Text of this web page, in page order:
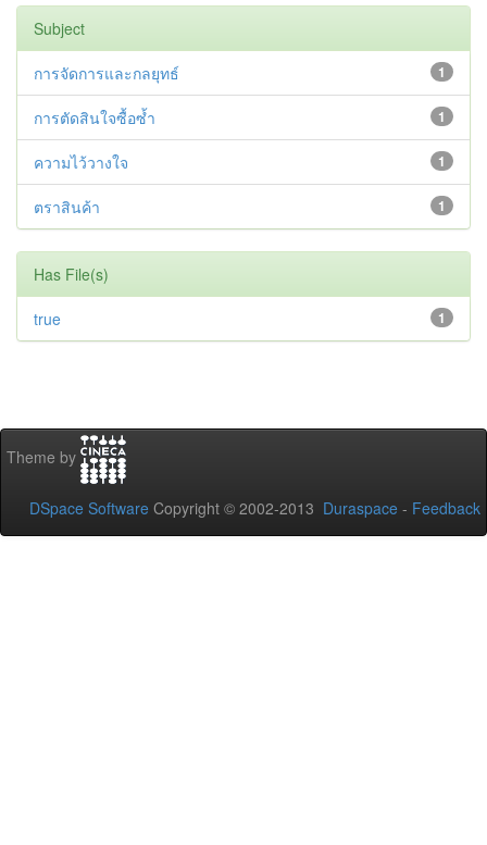
Subject
1
การจัดการและกลยุทธ์
1
การตัดสินใจซื้อซ้ำ
1
ความไว้วางใจ
1
ตราสินค้า
Has File(s)
1
true
Theme by
DSpace Software Copyright © 2002-2013 Duraspace - Feedback